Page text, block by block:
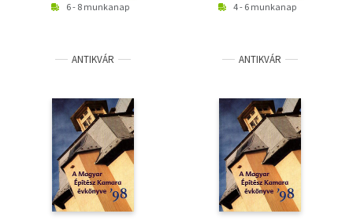
6 - 8 munkanap 4 - 6 munkanap
ANTIKVÁR ANTIKVÁR